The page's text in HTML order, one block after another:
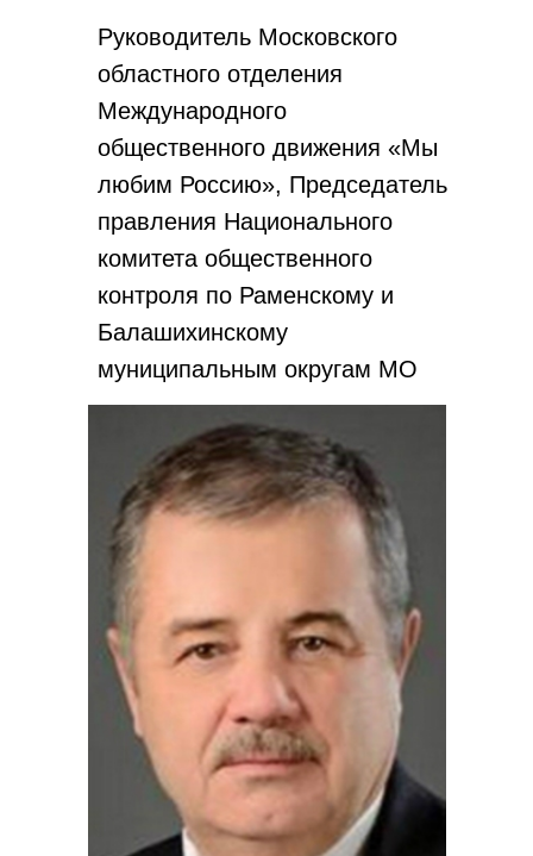
Руководитель Московского
областного отделения
Международного
общественного движения «Мы
любим Россию», Председатель
правления Национального
комитета общественного
контроля по Раменскому и
Балашихинскому
муниципальным округам МО